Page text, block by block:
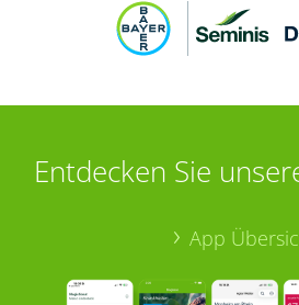
Entdecken Sie
App